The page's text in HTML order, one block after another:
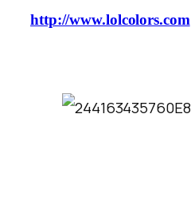
http://www.lolcolors.com